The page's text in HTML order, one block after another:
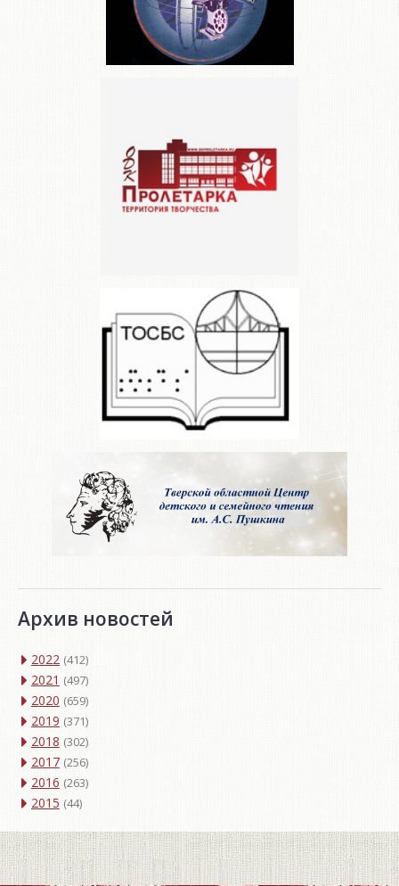
Архив новостей
2022 (412)
2021 (497)
2020 (659)
2019 (371)
2018 (302)
2017 (256)
2016 (263)
2015 (44)